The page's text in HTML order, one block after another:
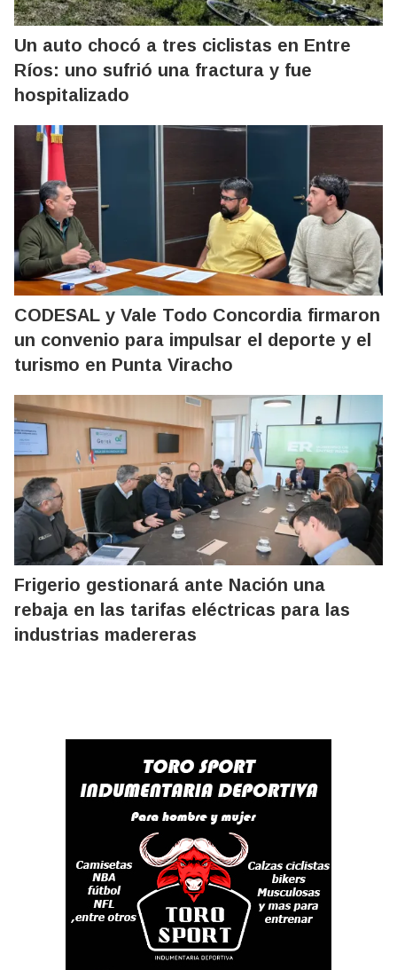
Un auto chocó a tres ciclistas en Entre
Ríos: uno sufrió una fractura y fue
hospitalizado
CODESAL y Vale Todo Concordia firmaron
un convenio para impulsar el deporte y el
turismo en Punta Viracho
Frigerio gestionará ante Nación una
rebaja en las tarifas eléctricas para las
industrias madereras